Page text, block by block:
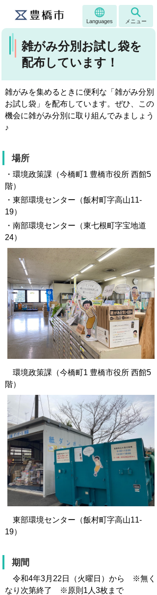
Languages メニュー
雑がみ分別お試し袋を
配布しています！
雑がみを集めるときに便利な「雑がみ分別
お試し袋」を配布しています。ぜひ、この
機会に雑がみ分別に取り組んでみましょう
♪
場所
・環境政策課（今橋町1 豊橋市役所 西館5
階）
・東部環境センター（飯村町字高山11-
19）
・南部環境センター（東七根町字宝地道
24）
環境政策課（今橋町1 豊橋市役所 西館5
階）
東部環境センター（飯村町字高山11-
19）
期間
令和4年3月22日（火曜日）から ※無く
なり次第終了 ※原則1人3枚まで